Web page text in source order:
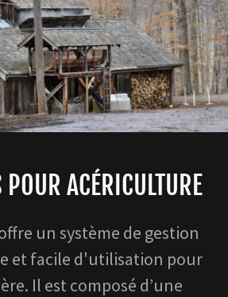
ACÉRICULTURE
un système de gestion
et facile d'utilisation pour
Il est composé d’une